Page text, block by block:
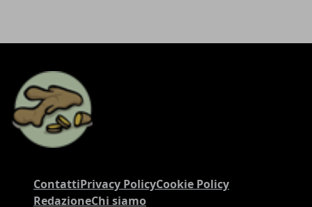
ContattiPrivacy PolicyCookie Policy
RedazioneChi siamo